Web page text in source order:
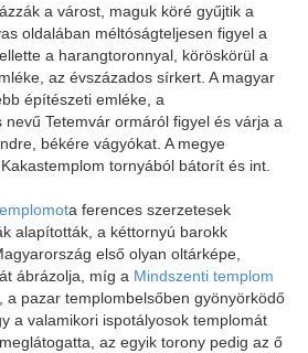
a várost, maguk köré gyűjtik a
oldalában méltóságteljesen figyel a
a harangtoronnyal, köröskörül a
az évszázados sírkert. A magyar
építészeti emléke, a
nevű Tetemvár ormáról figyel és várja a
békére vágyókat. A megye
tornyából bátorít és int.
a ferences szerzetesek
alapították, a kéttornyú barokk
első olyan oltárképe,
ábrázolja, míg a Mindszenti templom
a pazar templombelsőben gyönyörködő
a valamikori ispotályosok templomát
az egyik torony pedig az ő